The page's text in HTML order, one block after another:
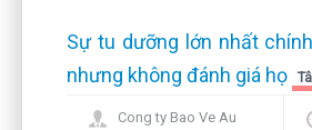
Sự tu dưỡng lớn nhất
nhưng không đánh giá họ
Cong ty Bao Ve Au